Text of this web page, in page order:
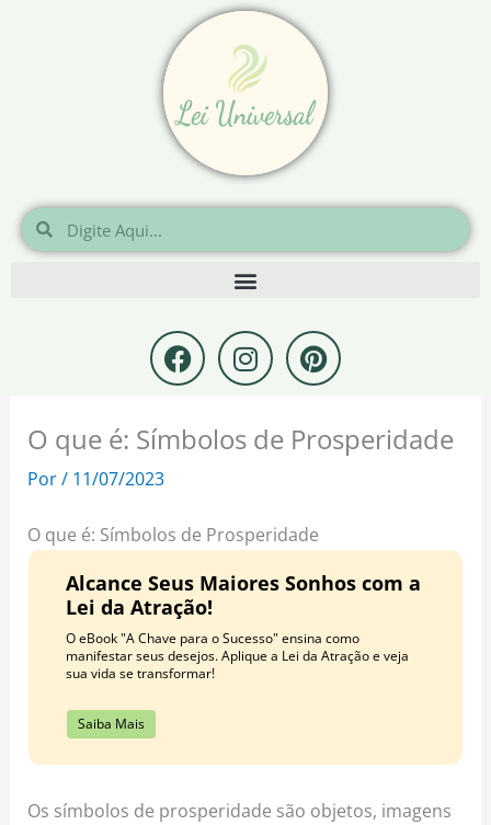
Pesquisar
Pesquisar
F
a
c
e
b
k
I
n
s
t
a
a
m
P
i
n
t
e
s
t
O que é: Símbolos de Prosperidade
Por/ 11/07/2023
O que é: Símbolos de Prosperidade
Alcance Seus Maiores Sonhos com a
Lei da Atração!
O eBook "A Chave para o Sucesso" ensina como
manifestar seus desejos. Aplique a Lei da Atração e veja
sua vida se transformar!
Saiba Mais
Os símbolos de prosperidade são objetos, imagens